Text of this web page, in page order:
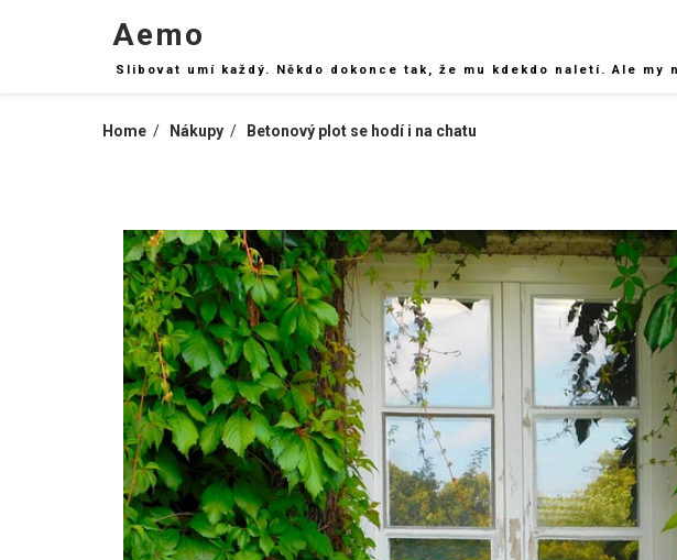
Aemo
Slibovat umí každý. Někdo dokonce tak, že mu kdekdo naletí. Ale
Home Nákupy Betonový plot se hodí i na chatu